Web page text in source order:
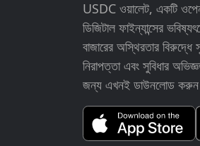
USDC ওয়ালেট, একটি
ডিজিটাল ফাইন্যান্সের
বাজারের অস্থিরতার
নিরাপত্তা এবং সুবিধার
জন্য এখনই ডাউনলোড